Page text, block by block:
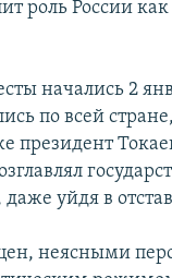
роль России
начались 2
по всей
президент
уйдя в
неясными